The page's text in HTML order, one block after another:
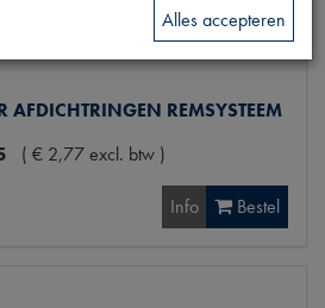
AFDICHTRINGEN REMSYSTEEM
( € 2,77excl. btw )
Info Bestel
Alles accepteren